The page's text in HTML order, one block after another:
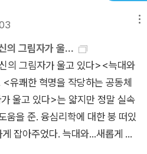
의 그림자가 울...
의 그림자가 울고 있다><늑대와
유쾌한 혁명을 작당하는 공동체
울고 있다>는 얇지만 정말 실속
움을 준. 융심리학에 대한 붕 떠있
잡아주었다. 늑대와...새롭게 밑